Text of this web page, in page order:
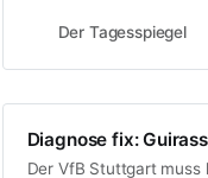
Der Tagesspiegel
Diagnose fix:
Der VfB Stuttgart muss